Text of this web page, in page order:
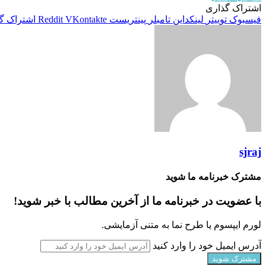
اشتراک گذاری
فیسبوک توییتر لینکداین تامبلر پینتریست Reddit VKontakte اشتراک
sjraj
مشترک خبرنامه ما شوید
با عضویت در خبرنامه ما از آخرین مطالب با خبر شوید!
لورم ایپسوم یا طرح‌ نما به متنی آزمایشی.
آدرس ایمیل خود را وارد کنید